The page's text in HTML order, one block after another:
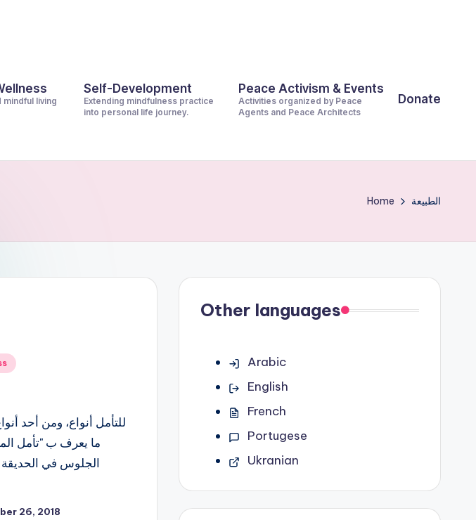
mindful living
Self-Development
Extending mindfulness practice
into personal life journey.
Peace Activism & Events
Activities organized by Peace
Agents and Peace Architects
Donate
Home الطبيعة
للتأمل أنواع، ومن أحد
ما يعرف ب "تأمل
الجلوس في
26, 2018
Other languages
Arabic
English
French
Portugese
Ukranian